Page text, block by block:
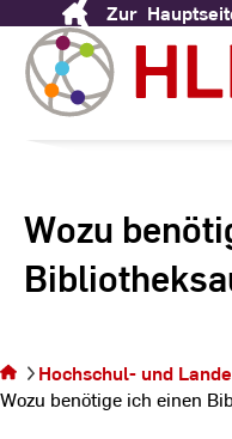
Content
Zur
Wozu
Seite Wozu
benötige
Hochschul- und
Wozu benötige ich einen